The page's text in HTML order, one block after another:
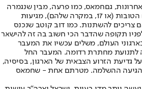
גםחמאס, כמו פרעה, מבין שנגמרה
החגיגה. שאחרי שבע השנים הטובות (או 17, במקרה שלהם), מגיעות
צריכים להשתנות. כמו דוב קוטב שנכנס
תקופה שהדבר הכי חשוב בה זה להישאר
העולם, משלים עכשיו את המעבר
לתנועת מחתרת רדומה. המעבר החל
אבל על גדיעת הזרוע הצבאית של הארגון, בסיסיה,
הגיעה ההשלמה. מטרתם אחת - שחמאס